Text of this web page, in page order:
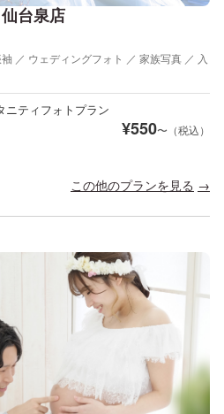
台泉店
／ ウェディングフォト ／ 家族写真 ／ 入
ニティフォトプラン
¥550〜（税込）
この他のプランを見る